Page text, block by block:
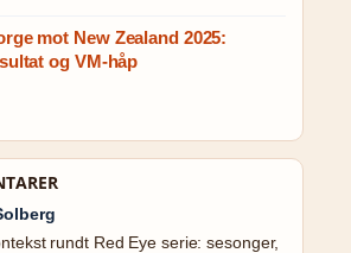
mot New Zealand 2025:
og VM-håp
rundt Red Eye serie: sesonger,